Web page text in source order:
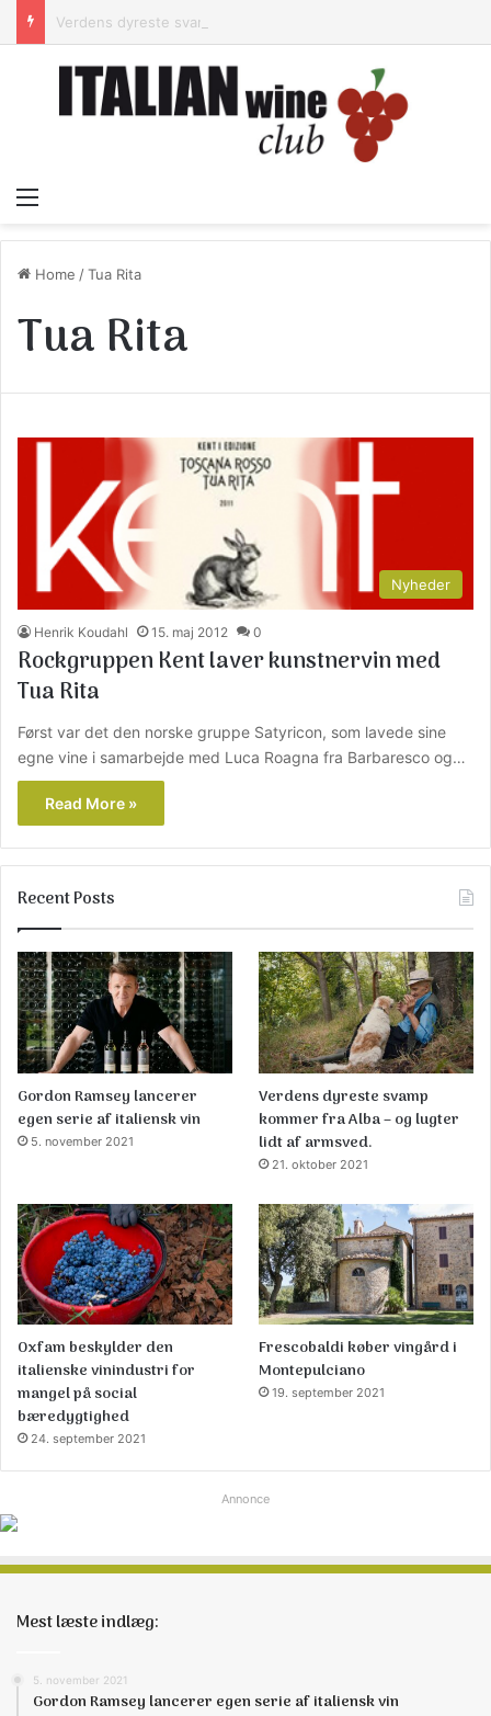
Home /Tua Rita
Tua Rita
Nyheder
Henrik Koudahl 15. maj 2012 0
Rockgruppen Kent laver kunstnervin med
Tua Rita
Først var det den norske gruppe Satyricon, som lavede sine
egne vine i samarbejde med Luca Roagna fra Barbaresco og…
Read More »
Recent Posts
Gordon Ramsey lancerer
egen serie af italiensk vin
5. november 2021
Verdens dyreste svamp
kommer fra Alba – og lugter
lidt af armsved.
21. oktober 2021
Oxfam beskylder den
italienske vinindustri for
mangel på social
bæredygtighed
24. september 2021
Frescobaldi køber vingård i
Montepulciano
19. september 2021
Annonce
Mest læste indlæg:
5. november 2021
Gordon Ramsey lancerer egen serie af italiensk vin